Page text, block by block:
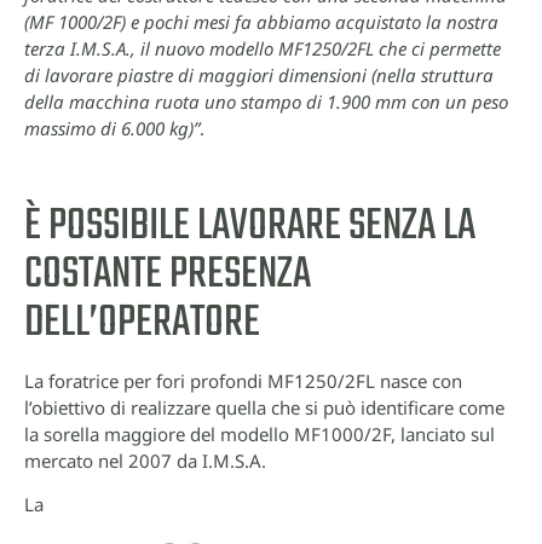
(MF 1000/2F) e pochi mesi fa abbiamo acquistato la nostra
terza I.M.S.A., il nuovo modello MF1250/2FL che ci permette
di lavorare piastre di maggiori dimensioni (nella struttura
della macchina ruota uno stampo di 1.900 mm con un peso
massimo di 6.000 kg)”.
È POSSIBILE LAVORARE SENZA LA
COSTANTE PRESENZA
DELL’OPERATORE
La foratrice per fori profondi MF1250/2FL nasce con
l’obiettivo di realizzare quella che si può identificare come
la sorella maggiore del modello MF1000/2F, lanciato sul
mercato nel 2007 da I.M.S.A.
La